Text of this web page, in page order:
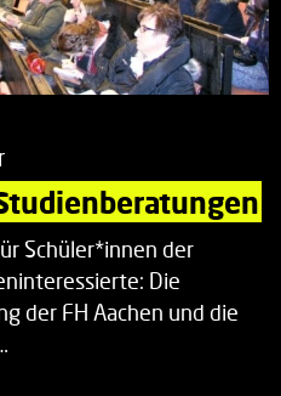
Schüler*innen der
Die
der FH Aachen und die